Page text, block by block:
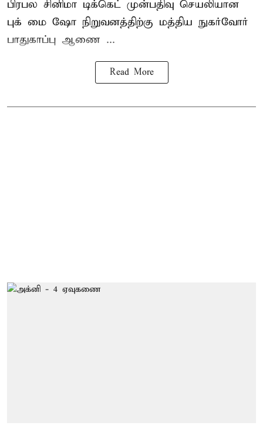
பிரபல சினிமா டிக்கெட் முன்பதிவு செயலியான
புக் மை ஷோ நிறுவனத்திற்கு மத்திய நுகர்வோர்
பாதுகாப்பு ஆணை ...
Read More